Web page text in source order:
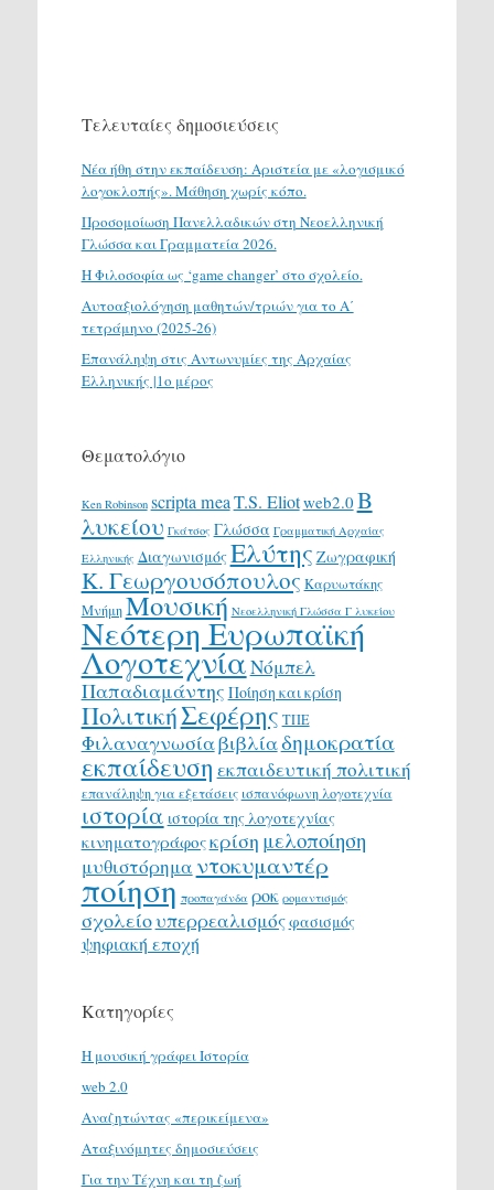
Τελευταίες δημοσιεύσεις
Νέα ήθη στην εκπαίδευση: Αριστεία με «λογισμικό
λογοκλοπής». Μάθηση χωρίς κόπο.
Προσομοίωση Πανελλαδικών στη Νεοελληνική
Γλώσσα και Γραμματεία 2026.
H Φιλοσοφία ως ‘game changer’ στο σχολείο.
Αυτοαξιολόγηση μαθητών/τριών για το Α΄
τετράμηνο (2025-26)
Επανάληψη στις Αντωνυμίες της Αρχαίας
Ελληνικής |1ο μέρος
Θεματολόγιο
Ken Robinson scripta meaT.S. Eliotweb2.0 Β
λυκείου Γκάτσος Γλώσσα Γραμματική Αρχαίας
Ελληνικής ΔιαγωνισμόςΕλύτης Ζωγραφική
Κ. Γεωργουσόπουλος Καρυωτάκης
ΜνήμηΜουσική Νεοελληνική Γλώσσα Γ λυκείου
Νεότερη Ευρωπαϊκή
ΛογοτεχνίαΝόμπελ
Παπαδιαμάντης Ποίηση και κρίση
ΠολιτικήΣεφέρης ΤΠΕ
Φιλαναγνωσίαβιβλίαδημοκρατία
εκπαίδευση εκπαιδευτική πολιτική
επανάληψη για εξετάσεις ισπανόφωνη λογοτεχνία
ιστορία ιστορία της λογοτεχνίας
κινηματογράφοςκρίση μελοποίηση
μυθιστόρημα ντοκυμαντέρ
ποίηση προπαγάνδα ροκ ρομαντισμός
σχολείουπερρεαλισμόςφασισμός
ψηφιακή εποχή
Κατηγορίες
H μουσική γράφει Ιστορία
web 2.0
Αναζητώντας «περικείμενα»
Αταξινόμητες δημοσιεύσεις
Για την Τέχνη και τη ζωή